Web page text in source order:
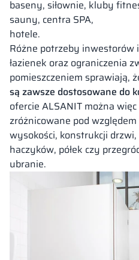
baseny, siłownie, kluby
sauny, centra SPA,
hotele.
Różne potrzeby
łazienek oraz ograniczenia
pomieszczeniem sprawiają,
są zawsze dostosowane do
ofercie ALSANIT można
zróżnicowane pod
wysokości, konstrukcji
haczyków, półek czy
ubranie.